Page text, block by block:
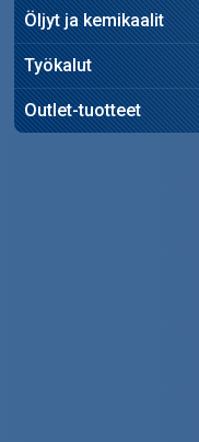
Öljyt ja kemikaalit
Työkalut
Outlet-tuotteet